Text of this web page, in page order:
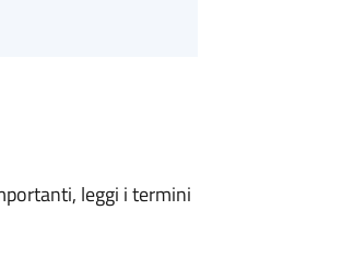
leggi i termini